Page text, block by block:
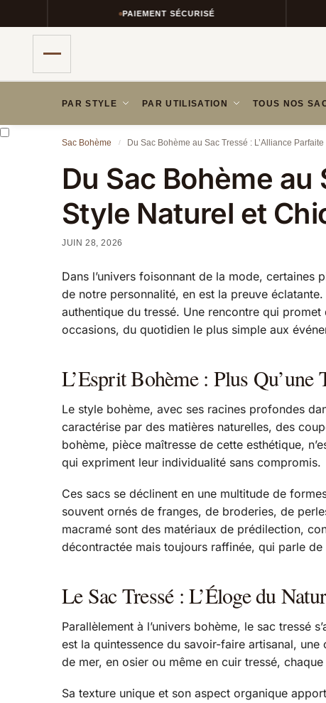
PAIEMENT SÉCURISÉ
PAR STYLE PAR UTILISATION TOUS NOS
Sac Bohème / Du Sac Bohème au Sac Tressé : L’Alliance
Du Sac Bohème au
Style Naturel et
JUIN 28, 2026
Dans l’univers foisonnant de la mode,
de notre personnalité, en est la preuve
authentique du tressé. Une rencontre qui
occasions, du quotidien le plus simple aux
L’Esprit Bohème : Plus
Le style bohème, avec ses racines profondes
caractérise par des matières naturelles, des
bohème, pièce maîtresse de cette esthétique,
qui expriment leur individualité sans compromis.
Ces sacs se déclinent en une multitude de
souvent ornés de franges, de broderies, de
macramé sont des matériaux de prédilection,
décontractée mais toujours raffinée, qui parle
Le Sac Tressé : L’Éloge du
Parallèlement à l’univers bohème, le sac tressé
est la quintessence du savoir-faire artisanal,
de mer, en osier ou même en cuir tressé,
Sa texture unique et son aspect organique